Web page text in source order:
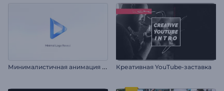
М
инималистичная анимация лого Креативная YouTube-заставка